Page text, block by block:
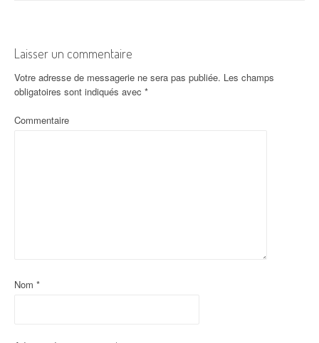
Laisser un commentaire
Votre adresse de messagerie ne sera pas publiée. Les champs
obligatoires sont indiqués avec *
Commentaire
Nom *